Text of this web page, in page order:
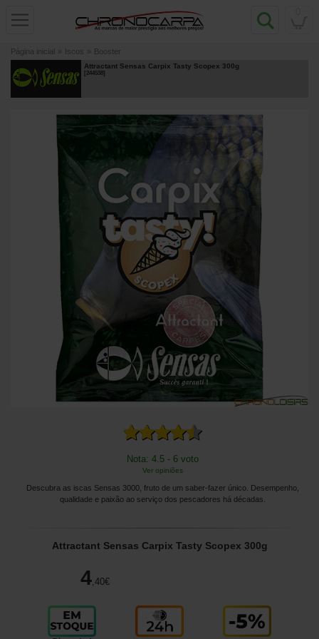
Página inicial » Iscos » Booster
Attractant Sensas Carpix Tasty Scopex 300g
[244538]
Nota: 4.5 - 6 voto
Ver opiniões
Descubra as iscas Sensas 3000, fruto de um saber-fazer único. Desempenho,
qualidade e paixão ao serviço dos pescadores há décadas.
Attractant Sensas Carpix Tasty Scopex 300g
4,40€